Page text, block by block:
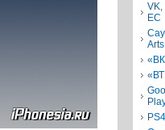
VK,
ЕС
Arts